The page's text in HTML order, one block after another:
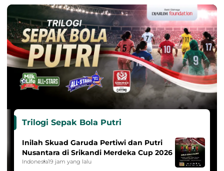
Trilogi Sepak Bola Putri
Inilah Skuad Garuda Pertiwi dan Putri
Nusantara di Srikandi Merdeka Cup 2026
Indonesia19 jam yang lalu